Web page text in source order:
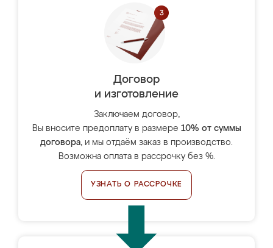
Договор
и изготовление
Заключаем договор,
Вы вносите предоплату в размере 10% от суммы
договора, и мы отдаём заказ в производство.
Возможна оплата в рассрочку без %.
УЗНАТЬ О РАССРОЧКЕ